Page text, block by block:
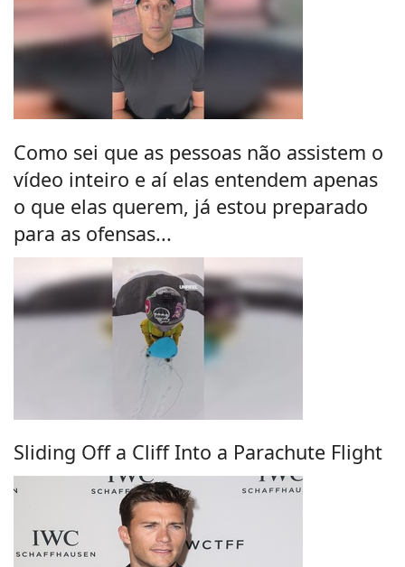
Como sei que as pessoas não assistem o
vídeo inteiro e aí elas entendem apenas
o que elas querem, já estou preparado
para as ofensas...
Sliding Off a Cliff Into a Parachute Flight